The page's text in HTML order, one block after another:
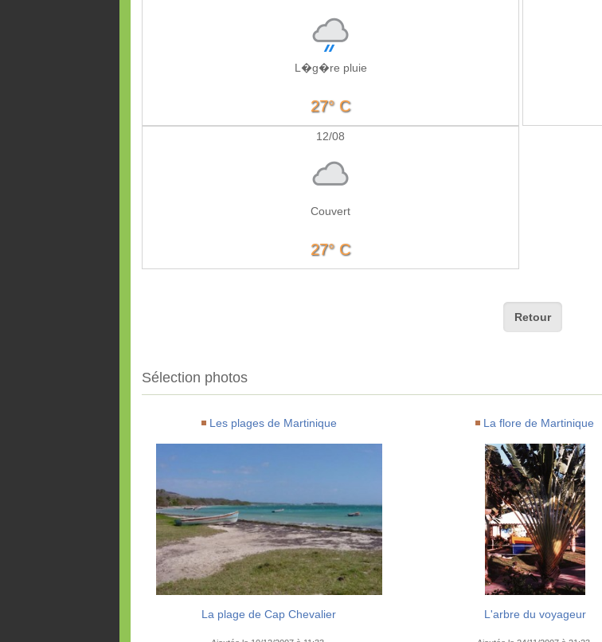
L�g�re pluie
27° C
12/08
Couvert
27° C
Retour
Sélection photos
Les plages de Martinique
La plage de Cap Chevalier
La flore de Martinique
L'arbre du voyageur